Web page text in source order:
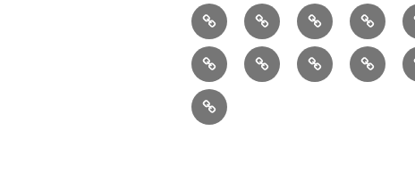
AktuellesOrtsplan
Übersicht
KunstorteKünstler
Impressionen
Verein Pressespiegel
Kontakt
Impressum